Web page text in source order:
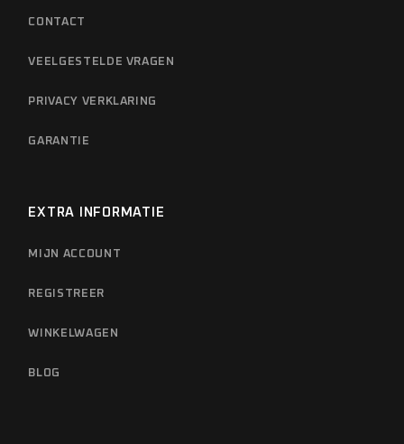
CONTACT
VEELGESTELDE VRAGEN
PRIVACY VERKLARING
GARANTIE
EXTRA INFORMATIE
MIJN ACCOUNT
REGISTREER
WINKELWAGEN
BLOG